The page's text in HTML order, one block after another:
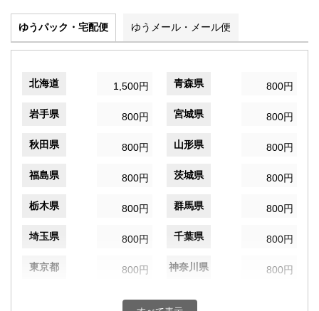
ゆうパック・宅配便 ゆうメール・メール便
北海道 1,500円 青森県 800円
岩手県 800円 宮城県 800円
秋田県 800円 山形県 800円
福島県 800円 茨城県 800円
栃木県 800円 群馬県 800円
埼玉県 800円 千葉県 800円
東京都 800円 神奈川県 800円
800円 富山県